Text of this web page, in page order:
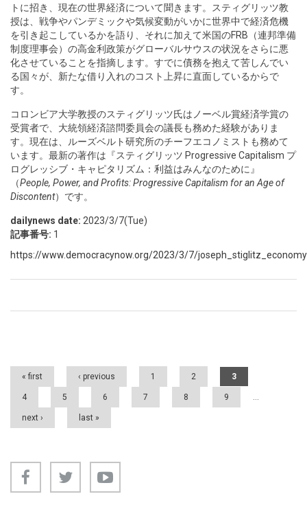
トに招き、現在の世界経済について聞きます。スティグリッツ教
授は、戦争やパンデミックや気候変動がいかに世界中で経済危機
を引き起こしているかを語り、それに加えて米国のFRB（連邦準備
制度理事会）の高金利政策がグローバルサウスの状況をさらに悪
化させていることを指摘します。すでに債務を抱えて苦しんでい
る国々が、新たな借り入れのコスト上昇に直面しているからで
す。
コロンビア大学教授のスティグリッツ氏はノーベル賞経済学賞の
受賞者で、大統領経済諮問委員会の議長も務めた経験がありま
す。現在は、ルーズベルト研究所のチーフエコノミストも務めて
います。最新の著作は『スティグリッツ Progressive Capitalism プ
ログレッシブ・キャピタリズム：利益はみんなのために』
（People, Power, and Profits: Progressive Capitalism for an Age of
Discontent）です。
dailynews date: 2023/3/7(Tue)
記事番号: 1
https://www.democracynow.org/2023/3/7/joseph_stiglitz_economy
« first ‹ previous 1 2 3
4 5 6 7 8 9 …
next › last »